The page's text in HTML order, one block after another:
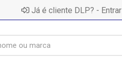
Já é cliente DLP? - Entrar